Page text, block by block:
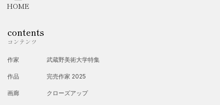
HOME
contents
コンテンツ
作家
作品
画廊
武蔵野美術大学特集
完売作家 2025
クローズアップ